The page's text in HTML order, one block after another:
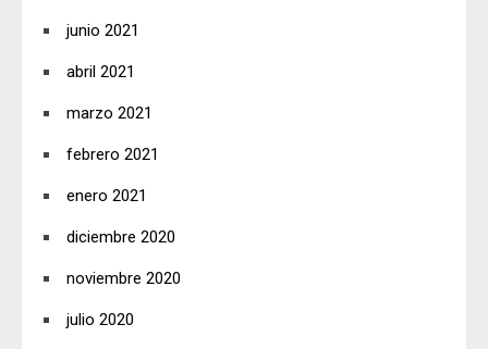
junio 2021
abril 2021
marzo 2021
febrero 2021
enero 2021
diciembre 2020
noviembre 2020
julio 2020